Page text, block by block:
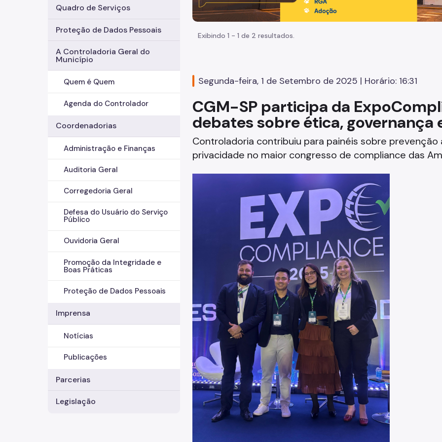
Quadro de Serviços
Proteção de Dados Pessoais
A Controladoria Geral do
Município
Quem é Quem
Agenda do Controlador
Coordenadorias
Administração e Finanças
Auditoria Geral
Corregedoria Geral
Defesa do Usuário do Serviço
Público
Ouvidoria Geral
Promoção da Integridade e
Boas Práticas
Proteção de Dados Pessoais
Imprensa
Notícias
Publicações
Parcerias
Legislação
Exibindo 1 - 1 de 2 resultados.
Segunda-feira, 1 de Setembro de 2025 | Horário: 16:31
CGM-SP participa da
debates sobre ética, governança
Controladoria contribuiu para painéis sobre
privacidade no maior congresso de compliance das